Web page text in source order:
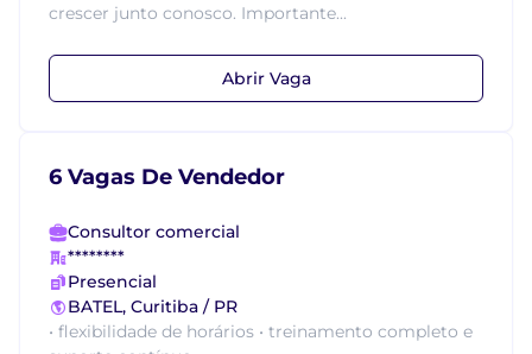
crescer junto conosco. Importante...
Abrir Vaga
6 Vagas De Vendedor
Consultor comercial
********
Presencial
BATEL, Curitiba / PR
• flexibilidade de horários • treinamento completo e